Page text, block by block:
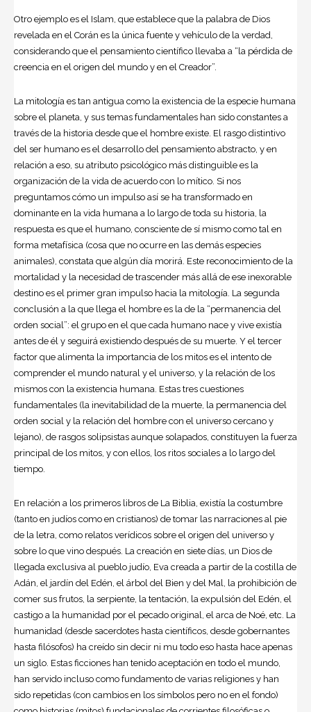
Otro ejemplo es el Islam, que establece que la palabra de Dios
revelada en el Corán es la única fuente y vehículo de la verdad,
considerando que el pensamiento científico llevaba a “la pérdida de
creencia en el origen del mundo y en el Creador”.
La mitología es tan antigua como la existencia de la especie humana
sobre el planeta, y sus temas fundamentales han sido constantes a
través de la historia desde que el hombre existe. El rasgo distintivo
del ser humano es el desarrollo del pensamiento abstracto, y en
relación a eso, su atributo psicológico más distinguible es la
organización de la vida de acuerdo con lo mítico. Si nos
preguntamos cómo un impulso así se ha transformado en
dominante en la vida humana a lo largo de toda su historia, la
respuesta es que el humano, consciente de sí mismo como tal en
forma metafísica (cosa que no ocurre en las demás especies
animales), constata que algún día morirá. Este reconocimiento de la
mortalidad y la necesidad de trascender más allá de ese inexorable
destino es el primer gran impulso hacia la mitología. La segunda
conclusión a la que llega el hombre es la de la “permanencia del
orden social”: el grupo en el que cada humano nace y vive existía
antes de él y seguirá existiendo después de su muerte. Y el tercer
factor que alimenta la importancia de los mitos es el intento de
comprender el mundo natural y el universo, y la relación de los
mismos con la existencia humana. Estas tres cuestiones
fundamentales (la inevitabilidad de la muerte, la permanencia del
orden social y la relación del hombre con el universo cercano y
lejano), de rasgos solipsistas aunque solapados, constituyen la fuerza
principal de los mitos, y con ellos, los ritos sociales a lo largo del
tiempo.
En relación a los primeros libros de La Biblia, existía la costumbre
(tanto en judíos como en cristianos) de tomar las narraciones al pie
de la letra, como relatos verídicos sobre el origen del universo y
sobre lo que vino después. La creación en siete días, un Dios de
llegada exclusiva al pueblo judío, Eva creada a partir de la costilla de
Adán, el jardín del Edén, el árbol del Bien y del Mal, la prohibición de
comer sus frutos, la serpiente, la tentación, la expulsión del Edén, el
castigo a la humanidad por el pecado original, el arca de Noé, etc. La
humanidad (desde sacerdotes hasta científicos, desde gobernantes
hasta filósofos) ha creído sin decir ni mu todo eso hasta hace apenas
un siglo. Estas ficciones han tenido aceptación en todo el mundo,
han servido incluso como fundamento de varias religiones y han
sido repetidas (con cambios en los símbolos pero no en el fondo)